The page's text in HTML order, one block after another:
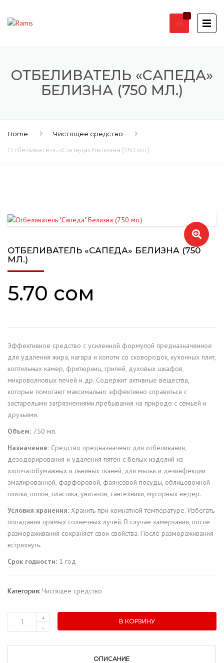
0
ОТБЕЛИВАТЕЛЬ «САПЕДА»
БЕЛИЗНА (750 МЛ.)
Home
Чистящее средство
Отбеливатель «Сапеда» Белизна (750 мл.)
🔍
ОТБЕЛИВАТЕЛЬ «САПЕДА» БЕЛИЗНА (750
МЛ.)
5.70 сом
Эффективное средство с усиленной формулой предназначенное
для удаления жира, нагара и копоти со сковородок, кухонных плит,
коптильных камер, фритюрниц, грилей, духовых шкафов,
микроволновых печей и др. Содержит активные вещества,
которые помогают максимально эффективно справиться с
застарелыми загрязнениями.пребывания на природе с семьей и
друзьями.
Объем: 750 мл.
Назначение: Средство предназначено для отбеливания,
дезодорирования и удаления пятен с белых изделий из
хлопчатобумажных и льняных тканей, для мытья и дезинфекции
эмалированной, фарфоровой, фаянсовой посуды, облицовочной
плитки, полов, пластика, унитазов, сантехники, мусорных ведер.
Условия хранения: Хранить при комнатной температуре. Избегать
попадания прямых солнечных лучей. В случае замерзания, после
размораживания сохраняет свои свойства. После размораживания
встряхнуть.
Срок годности: 1 год
Категория: Чистящее средство
Количество
Отбеливатель
+
-
В КОРЗИНУ
ОПИСАНИЕ